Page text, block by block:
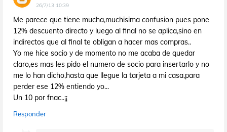
26/7/13 10:39
Me parece que tiene mucha,muchisima confusion pues pone
12% descuento directo y luego al final no se aplica,sino en
indirectos que al final te obligan a hacer mas compras..
Yo me hice socio y de momento no me acaba de quedar
claro,es mas les pido el numero de socio para insertarlo y no
me lo han dicho,hasta que llegue la tarjeta a mi casa,para
perder ese 12% entiendo yo...
Un 10 por fnac..¡¡
Responder